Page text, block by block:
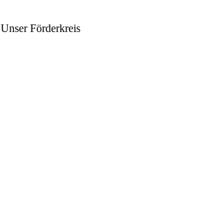
Unser Förderkreis